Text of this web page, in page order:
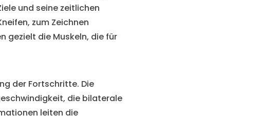
und seine zeitlichen
zum Zeichnen
gezielt die Muskeln, die für
der Fortschritte. Die
die bilaterale
leiten die